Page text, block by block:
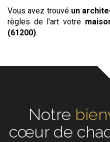
Vous avez trouvé un
règles de l'art votre
(61200).
Notre
chaque